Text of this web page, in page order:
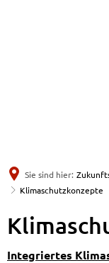
Sie sind hier:
Klimaschutzkonzepte
Integriertes